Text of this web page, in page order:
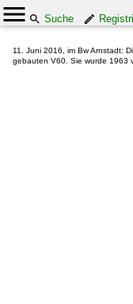
Suche
11. Juni 2016, im Bw Arnstadt:
gebauten V60. Sie wurde 1963